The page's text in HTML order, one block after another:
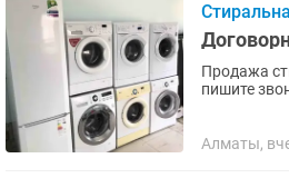
Продажа
пишите
Алматы,